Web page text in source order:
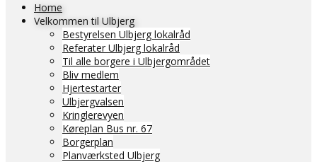
Home
Velkommen til Ulbjerg
Bestyrelsen Ulbjerg lokalråd
Referater Ulbjerg lokalråd
Til alle borgere i Ulbjergområdet
Bliv medlem
Hjertestarter
Ulbjergvalsen
Kringlerevyen
Køreplan Bus nr. 67
Borgerplan
Planværksted Ulbjerg